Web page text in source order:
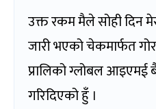
उक्त रकम मैले सोही दिन
जारी भएको चेकमार्फत
प्रालिको ग्लोबल
गरिदिएको हुँ ।